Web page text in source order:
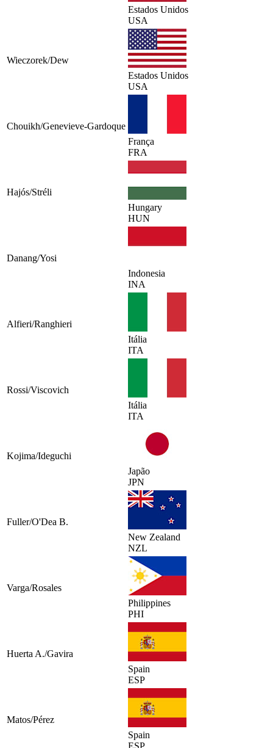
Estados Unidos
USA
Wieczorek/Dew
Estados Unidos
USA
Chouikh/Genevieve-Gardoque
França
FRA
Hajós/Stréli
Hungary
HUN
Danang/Yosi
Indonesia
INA
Alfieri/Ranghieri
Itália
ITA
Rossi/Viscovich
Itália
ITA
Kojima/Ideguchi
Japão
JPN
Fuller/O'Dea B.
New Zealand
NZL
Varga/Rosales
Philippines
PHI
Huerta A./Gavira
Spain
ESP
Matos/Pérez
Spain
ESP